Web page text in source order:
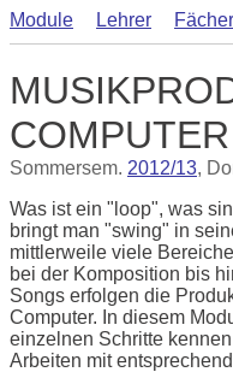
Module Lehrer Fächer
COMPUTER
Sommersem. 2012/13,
Was ist ein "loop", was
bringt man "swing" in
mittlerweile viele
bei der Komposition bis
Songs erfolgen die
Computer. In diesem
einzelnen Schritte
Arbeiten mit